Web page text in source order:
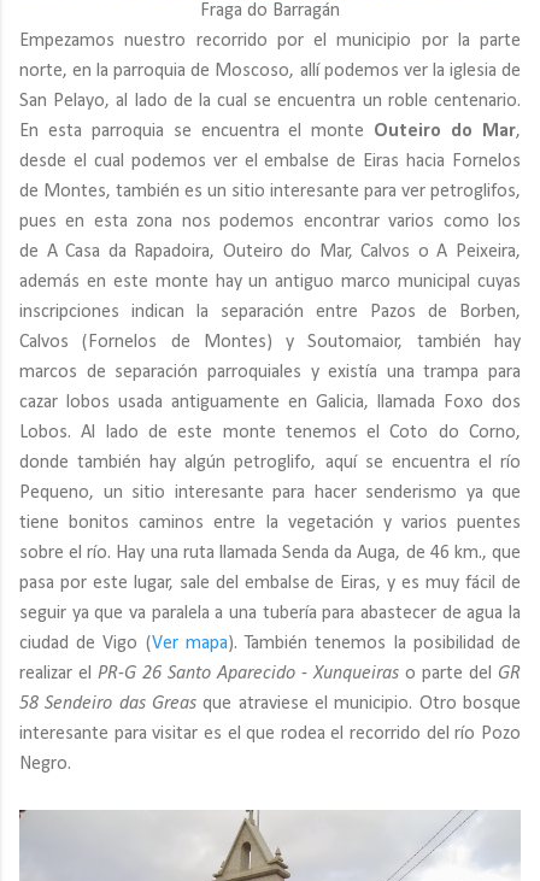
Fraga do Barragán
Empezamos nuestro recorrido por el municipio por la parte
norte, en la parroquia de Moscoso, allí podemos ver la iglesia de
San Pelayo, al lado de la cual se encuentra un roble centenario.
En esta parroquia se encuentra el monte Outeiro do Mar,
desde el cual podemos ver el embalse de Eiras hacia Fornelos
de Montes, también es un sitio interesante para ver petroglifos,
pues en esta zona nos podemos encontrar varios como los
de A Casa da Rapadoira, Outeiro do Mar, Calvos o A Peixeira,
además en este monte hay un antiguo marco municipal cuyas
inscripciones indican la separación entre Pazos de Borben,
Calvos (Fornelos de Montes) y Soutomaior, también hay
marcos de separación parroquiales y existía una trampa para
cazar lobos usada antiguamente en Galicia, llamada Foxo dos
Lobos. Al lado de este monte tenemos el Coto do Corno,
donde también hay algún petroglifo, aquí se encuentra el río
Pequeno, un sitio interesante para hacer senderismo ya que
tiene bonitos caminos entre la vegetación y varios puentes
sobre el río. Hay una ruta llamada Senda da Auga, de 46 km., que
pasa por este lugar, sale del embalse de Eiras, y es muy fácil de
seguir ya que va paralela a una tubería para abastecer de agua la
ciudad de Vigo (Ver mapa). También tenemos la posibilidad de
realizar el PR-G 26 Santo Aparecido - Xunqueiras o parte del GR
58 Sendeiro das Greas que atraviese el municipio. Otro bosque
interesante para visitar es el que rodea el recorrido del río Pozo
Negro.